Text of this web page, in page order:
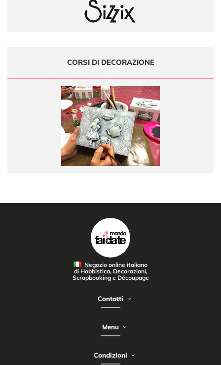
CORSI DI DECORAZIONE
Negozio online italiano
di Hobbistica, Decorazioni,
Scrapbooking e Découpage
Contatti
Menu
Condizioni